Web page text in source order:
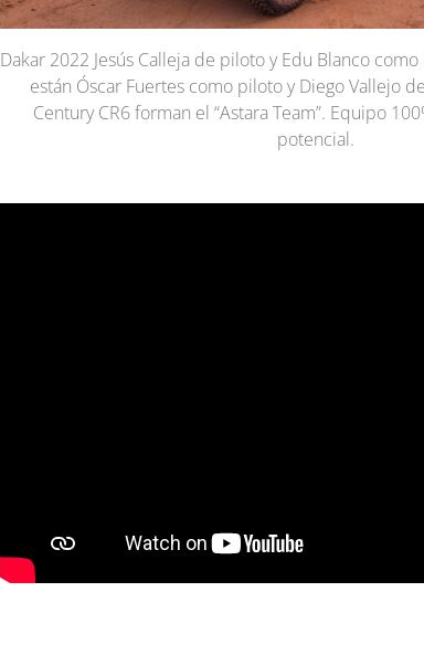
Dakar 2022 Jesús Calleja de piloto y Edu Blanco
están Óscar Fuertes como piloto y Diego Vallejo
Century CR6 forman el “Astara Team”. Equipo
potencial.